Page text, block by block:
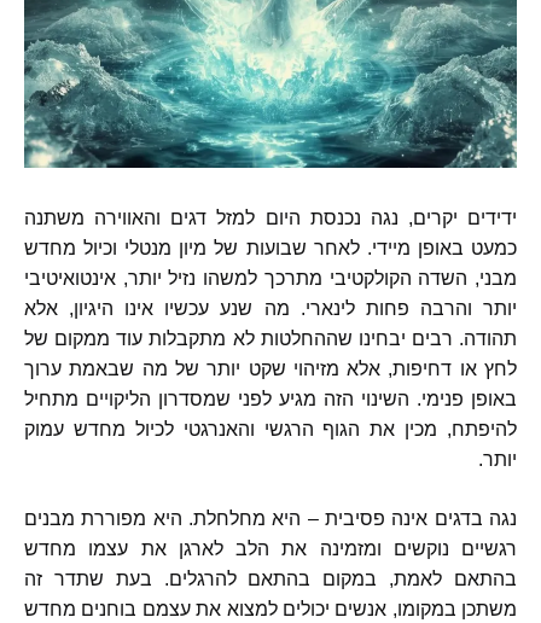
ידידים יקרים, נגה נכנסת היום למזל דגים והאווירה משתנה
כמעט באופן מיידי.לאחר שבועות של מיון מנטלי וכיול מחדש
מבני, השדה הקולקטיבי מתרכך למשהו נזיל יותר, אינטואיטיבי
יותר והרבה פחות לינארי. מה שנע עכשיו אינו היגיון, אלא
תהודה. רבים יבחינו שההחלטות לא מתקבלות עוד ממקום של
לחץ או דחיפות, אלא מזיהוי שקט יותר של מה שבאמת ערוך
באופן פנימי. השינוי הזה מגיע לפני שמסדרון הליקויים מתחיל
להיפתח, מכין את הגוף הרגשי והאנרגטי לכיול מחדש עמוק
יותר.
נגה בדגים אינה פסיבית– היא מחלחלת. היא מפוררת מבנים
רגשיים נוקשים ומזמינה את הלב לארגן את עצמו מחדש
בהתאם לאמת, במקום בהתאם להרגלים. בעת שתדר זה
משתכן במקומו, אנשים יכולים למצוא את עצמם בוחנים מחדש